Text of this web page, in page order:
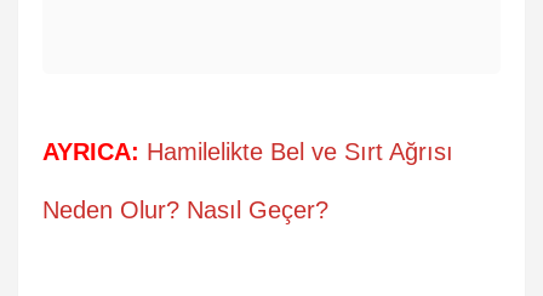
AYRICA: Hamilelikte Bel ve Sırt Ağrısı
Neden Olur? Nasıl Geçer?